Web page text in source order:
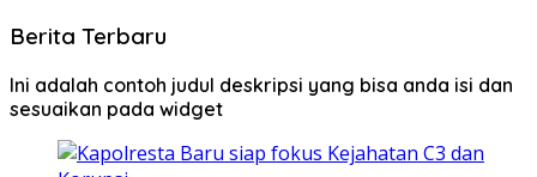
Berita Terbaru
Ini adalah contoh judul deskripsi yang bisa anda isi dan
sesuaikan pada widget